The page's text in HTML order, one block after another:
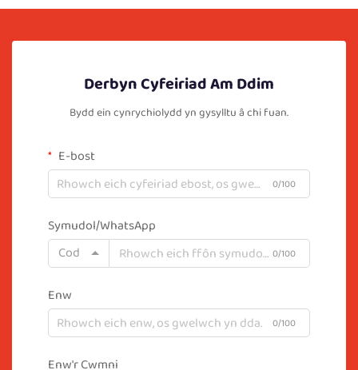
Derbyn Cyfeiriad Am Ddim
Bydd ein cynrychiolydd yn gysylltu â chi fuan.
E-bost
0/100
Symudol/WhatsApp
Cod
0/100
Enw
0/100
Enw'r Cwmni